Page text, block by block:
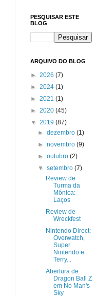
PESQUISAR ESTE
BLOG
ARQUIVO DO BLOG
► 2026 (7)
► 2024 (1)
► 2021 (1)
► 2020 (45)
▼ 2019 (87)
►dezembro(1)
►novembro(9)
►outubro(2)
▼setembro(7)
Review de
Turma da
Mônica:
Laços
Review de
Wreckfest
Nintendo Direct:
Overwatch,
Super
Nintendo e
Terry...
Abertura de
Dragon Ball Z
em No Man's
Sky